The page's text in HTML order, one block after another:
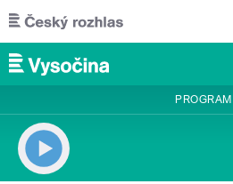
Přejít k hlavnímu obsahu
PROGRAM